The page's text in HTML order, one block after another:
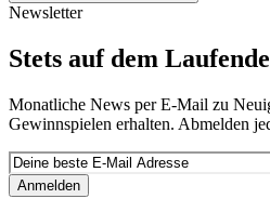
Newsletter
Stets auf dem
Monatliche News per E-Mail zu
Gewinnspielen erhalten. Abmelden
Anmelden